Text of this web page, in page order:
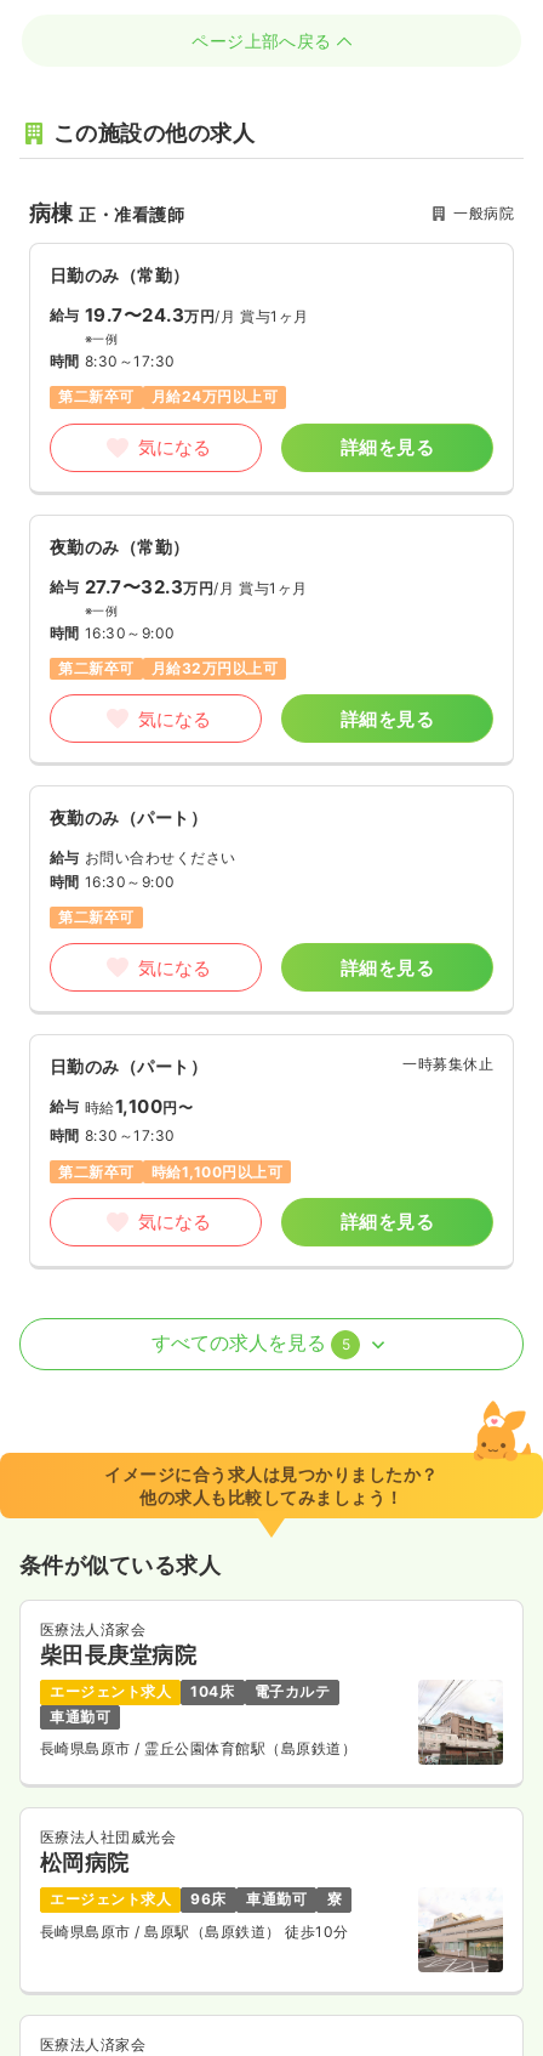
ページ上部へ戻る
この施設の他の求人
病棟正・准看護師 一般病院
日勤のみ（常勤）
給与 19.7〜24.3万円/月 賞与1ヶ月
※一例
時間 8:30～17:30
第二新卒可
月給24万円以上可
気になる 詳細を見る
夜勤のみ（常勤）
給与 27.7〜32.3万円/月 賞与1ヶ月
※一例
時間 16:30～9:00
第二新卒可
月給32万円以上可
気になる 詳細を見る
夜勤のみ（パート）
給与 お問い合わせください
時間 16:30～9:00
第二新卒可
気になる 詳細を見る
日勤のみ（パート） 一時募集休止
給与 時給1,100円〜
時間 8:30～17:30
第二新卒可
時給1,100円以上可
気になる 詳細を見る
透析 正・准看護師
8:30～17:30（休憩60分）
月給24万円以上可
気になる
日勤のみ（パート）
給与 お問い合わせください
時間 8:30～17:30
気になる 詳細を見る
外来正・准看護師
一時募集休止
給与 18.3〜28.3万円/月 賞与2.3ヶ月
※一例
時間 8:30～17:30
すべての求人を見る 5
イメージに合う求人は見つかりましたか？
他の求人も比較してみましょう！
条件が似ている求人
医療法人済家会
柴田長庚堂病院
エージェント求人 104床
電子カルテ
車通勤可
長崎県島原市/ 霊丘公園体育館駅（島原鉄道）
医療法人社団威光会
松岡病院
エージェント求人 96床 車通勤可
寮
長崎県島原市 / 島原駅（島原鉄道） 徒歩10分
医療法人済家会